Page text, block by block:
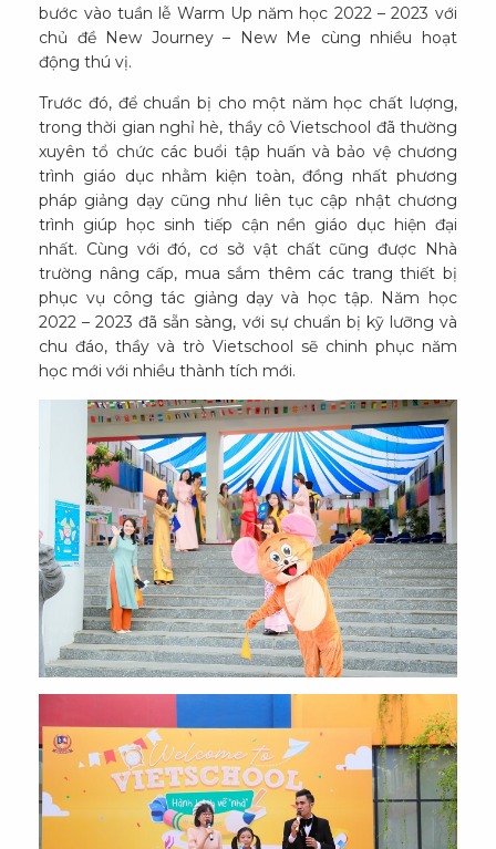
bước vào tuần lễ Warm Up năm học 2022 – 2023 với
chủ đề New Journey – New Me cùng nhiều hoạt
động thú vị.
Trước đó, để chuẩn bị cho một năm học chất lượng,
trong thời gian nghỉ hè, thầy cô Vietschool đã thường
xuyên tổ chức các buổi tập huấn và bảo vệ chương
trình giáo dục nhằm kiện toàn, đồng nhất phương
pháp giảng dạy cũng như liên tục cập nhật chương
trình giúp học sinh tiếp cận nền giáo dục hiện đại
nhất. Cùng với đó, cơ sở vật chất cũng được Nhà
trường nâng cấp, mua sắm thêm các trang thiết bị
phục vụ công tác giảng dạy và học tập. Năm học
2022 – 2023 đã sẵn sàng, với sự chuẩn bị kỹ lưỡng và
chu đáo, thầy và trò Vietschool sẽ chinh phục năm
học mới với nhiều thành tích mới.